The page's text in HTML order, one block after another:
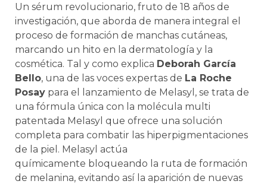
Un sérum revolucionario, fruto de 18 años de
investigación, que aborda de manera integral el
proceso de formación de manchas cutáneas,
marcando un hito en la dermatología y la
cosmética. Tal y como explica Deborah García
Bello, una de las voces expertas de La Roche
Posay para el lanzamiento de Melasyl, se trata de
una fórmula única con la molécula multi
patentada Melasyl que ofrece una solución
completa para combatir las hiperpigmentaciones
de la piel. Melasyl actúa
químicamente bloqueando la ruta de formación
de melanina, evitando así la aparición de nuevas